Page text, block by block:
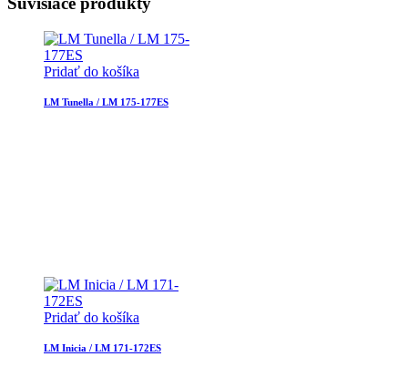
Pridať do košíka
LM Tunella / LM 175-177ES
Pridať do košíka
LM Inicia / LM 171-172ES